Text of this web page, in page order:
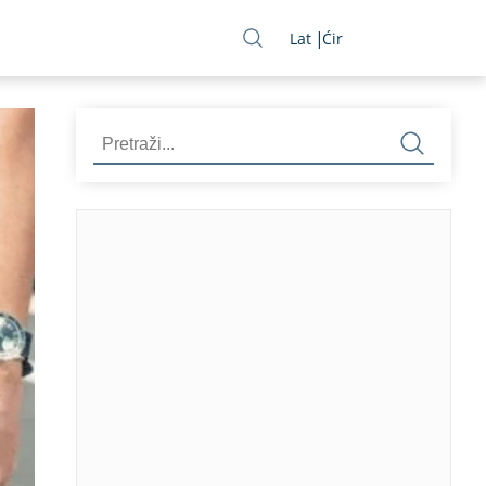
Lat Ćir